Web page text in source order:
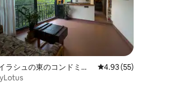
つ星中5.0つ星の平均評価
ラシュの東のコンドミニ
レビュー55件、5つ
4.93 (55)